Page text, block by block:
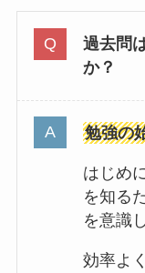
過去問
か？
勉強の
はじめ
を知る
を意識
効率よ